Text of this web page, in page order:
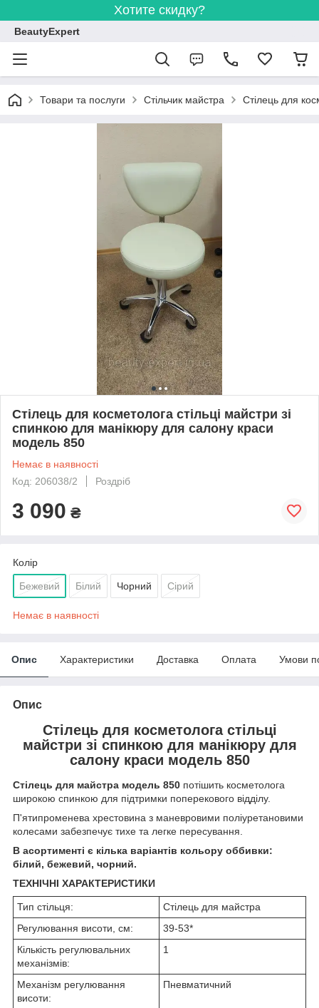
Хотите скидку?
BeautyExpert
Товари та послуги Стільчик майстра Стілець для
Стілець для косметолога стільці майстри зі
спинкою для манікюру для салону краси
модель 850
Немає в наявності
Код: 206038/2
Роздріб
3 090 ₴
Колір
Бежевий Білий Чорний Сірий
Немає в наявності
Опис Характеристики Доставка Оплата Умови
Опис
Стілець для косметолога стільці
майстри зі спинкою для манікюру для
салону краси модель 850
Стілець для майстра модель 850 потішить косметолога
широкою спинкою для підтримки поперекового відділу.
П'ятипроменева хрестовина з маневровими поліуретановими
колесами забезпечує тихе та легке пересування.
В асортименті є кілька варіантів кольору оббивки:
білий, бежевий, чорний.
ТЕХНІЧНІ ХАРАКТЕРИСТИКИ
Тип стільця:
Стілець для майстра
Регулювання висоти, см:
39-53*
Кількість регулювальних
механізмів:
1
Механізм регулювання
висоти:
Пневматичний